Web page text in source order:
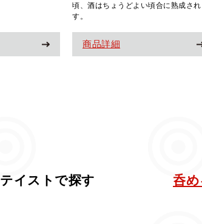
頃、酒はちょうどよい頃合に熟成さ
す。
商品詳細
テイストで探す 呑